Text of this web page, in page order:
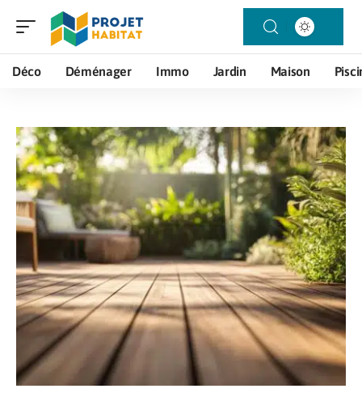
Déco Déménager Immo Jardin Maison